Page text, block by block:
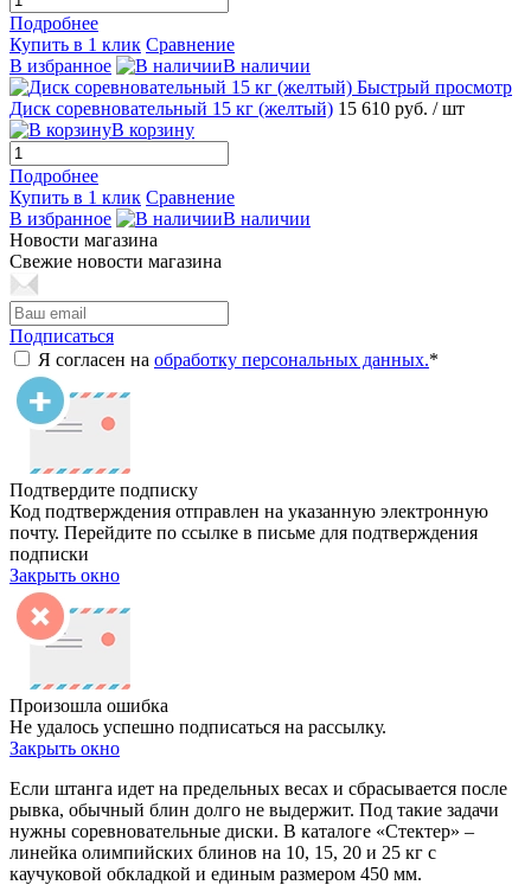
Подробнее
Купить в 1 клик Сравнение
В избранное
В наличии
Быстрый просмотр
Диск соревновательный 15 кг (желтый) 15 610 руб. / шт
В корзину
Подробнее
Купить в 1 клик Сравнение
В избранное
В наличии
Новости магазина
Свежие новости магазина
Подписаться
Я согласен на обработку персональных данных.*
Подтвердите подписку
Код подтверждения отправлен на указанную электронную
почту. Перейдите по ссылке в письме для подтверждения
подписки
Закрыть окно
Произошла ошибка
Не удалось успешно подписаться на рассылку.
Закрыть окно
Если штанга идет на предельных весах и сбрасывается после
рывка, обычный блин долго не выдержит. Под такие задачи
нужны соревновательные диски. В каталоге «Стектер» –
линейка олимпийских блинов на 10, 15, 20 и 25 кг с
каучуковой обкладкой и единым размером 450 мм.